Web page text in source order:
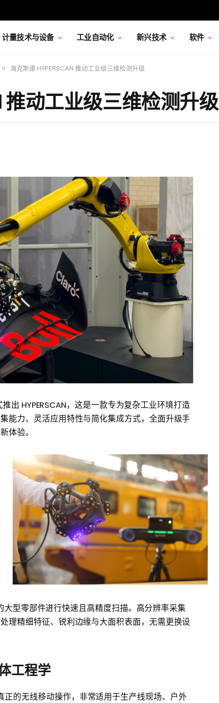
计量技术与设备 工业自动化 新兴技术 软件
» 海克斯康 HYPERSCAN 推动工业级三维检测升级
动工业级三维检测升级
出 HYPERSCAN，这是一款专为复杂工业环境打造
能力、灵活应用特性与简化集成方式，全面升级手
体验。
型零部件进行快速且高精度扫描。高分辨率采集
理精细特征、锐利边缘与大面积表面，无需更换设
工程学
正的无线移动操作，非常适用于生产线现场、户外